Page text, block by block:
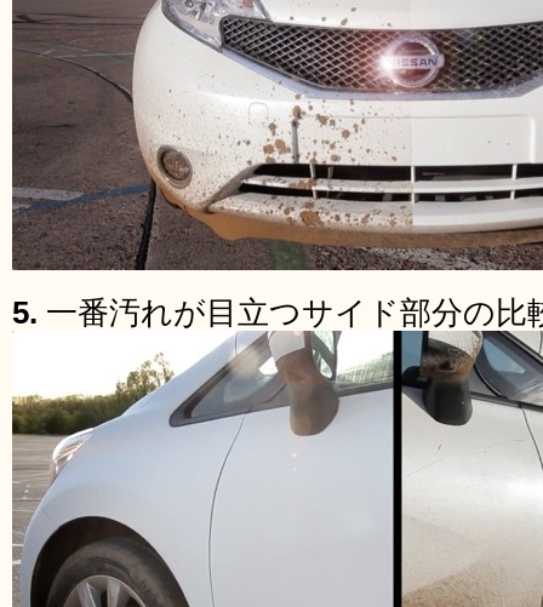
5. 一番汚れが目立つサイド部分の比